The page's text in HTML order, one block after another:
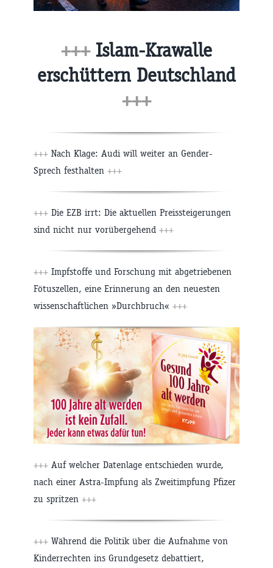
+++Islam-Krawalle
erschüttern Deutschland
+++
+++ Nach Klage: Audi will weiter an Gender-
Sprech festhalten +++
+++ Die EZB irrt: Die aktuellen Preissteigerungen
sind nicht nur vorübergehend +++
+++ Impfstoffe und Forschung mit abgetriebenen
Fötuszellen, eine Erinnerung an den neuesten
wissenschaftlichen »Durchbruch« +++
+++ Auf welcher Datenlage entschieden wurde,
nach einer Astra-Impfung als Zweitimpfung Pfizer
zu spritzen +++
+++ Während die Politik über die Aufnahme von
Kinderrechten ins Grundgesetz debattiert,